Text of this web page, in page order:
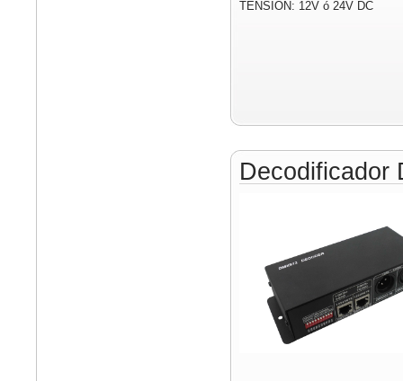
TENSIÓN: 12V ó 24V DC
Decodificador